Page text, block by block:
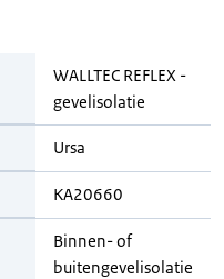
WALLTEC REFLEX -
gevelisolatie
Ursa
KA20660
Binnen- of
buitengevelisolatie